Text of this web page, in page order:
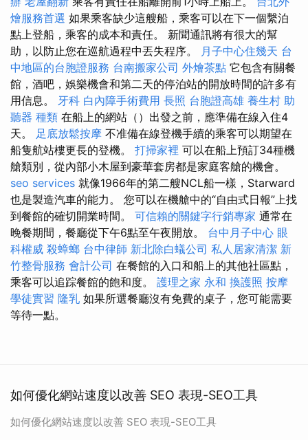
燴服務首選 如果乘客缺少這艘船，乘客可以在下一個繫泊
點上登船，乘客的成本和責任。 新聞通訊將有很大的幫
助，以防止您在巡航過程中丟失程序。 月子中心住幾天 台
中地區的台胞證服務 台南搬家公司 外燴茶點 它包含有關餐
館，酒吧，娛樂機會和第二天的停泊站的開放時間的許多有
用信息。 牙科 白內障手術費用 長照 台胞證高雄 養生村 助
聽器 種類 在船上的網站（）出發之前，應準備在線入住4
天。 足底放鬆按摩 不准備在線登機手續的乘客可以期望在
船隻航站樓更長的登機。 打掃家裡 可以在船上預訂34種機
艙類別，從內部小木屋到豪華套房都是家庭客艙的機會。
seo services 就像1966年的第二艘NCL船一樣，Starward
也是製造汽車的能力。 您可以在機艙中的“自由式日報”上找
到餐館的確切開業時間。 可信賴的關鍵字行銷專家 通常在
晚餐期間，餐廳從下午6點至午夜開放。 台中月子中心 眼
科權威 殺蟑螂 台中律師 新北除白蟻公司 私人居家清潔 新
竹整骨服務 會計公司 在餐館的入口和船上的其他社區點，
乘客可以追踪餐館的飽和度。 護理之家 永和 換護照 按摩
學徒實習 隆乳 如果所選餐廳沒有免費的桌子，您可能需要
等待一點。
如何優化網站速度以改善 SEO 表現-SEO工具
如何優化網站速度以改善 SEO 表現-SEO工具